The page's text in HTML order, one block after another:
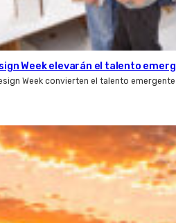
Week elevarán el talento
Week convierten el talento